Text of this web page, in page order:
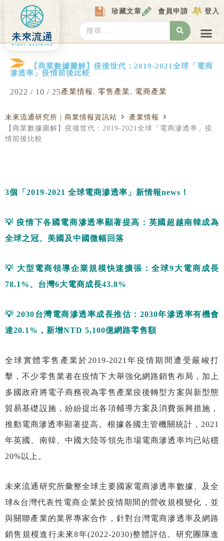
content
珍藏文章 會員申請 登入
Search
...
【商業數據圖解】疫後世代：2019-2021全球「電商
滲透率」疫情前後比較
2022 / 10 / 25產業情報, 零售產業, 電商產業
未來流通研究所 | 商業情報資訊站
產業情報
【商業數據圖解】疫後世代：2019-2021全球「電商滲透率」疫
情前後比較
3個「2019-2021 全球電商滲透率」新情報news！
💡疫情下各國電商滲透率顯著提高：英國超越南韓成為
全球之冠、美國及中國微幅回落
💡 大型電商領導企業規模快速擴張：全球9大電商成長
78.1%、台灣6大電商成長43.8%
💡 2030台灣電商滲透率成長推估： 2030年滲透率有機會
達20.1% ，新增NTD 5,100億網路零售額
全球實體零售產業於2019-2021年疫情期間遭受嚴峻打
擊，不少零售業者在疫情下大舉強化網路銷售布局，加上
多國政府將電子商務視為零售產業疫後轉型方案與新型態
貿易基礎設施，紛紛提出各項輔導方案及消費振興措施，
推動電商滲透率顯著提高。根據各國主管機關統計，2021
年英國、南韓、中國大陸等領先市場電商滲透率均已站穩
20%以上。
未來流通研究所彙整全球主要國家電商滲透率數據、及全
球&台灣代表性電商企業於疫情期間的營收規模變化，並
與關聯產業的業界專家合作，針對台灣電商滲透率及網路
銷售規模進行未來8年(2022-2030)整體評估。研究團隊進